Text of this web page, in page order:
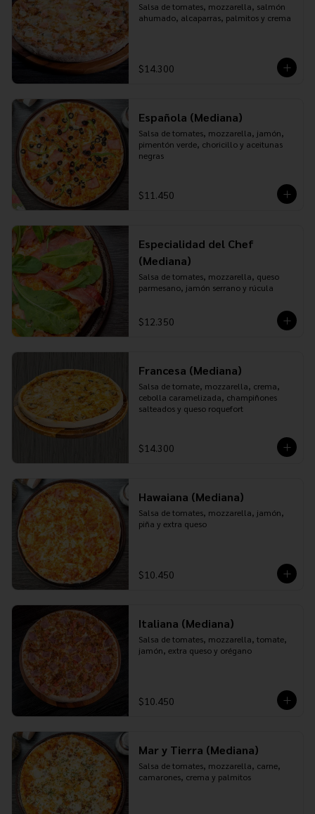
Salsa de tomates, mozzarella, salmón
ahumado, alcaparras, palmitos y crema
$14.300
Española (Mediana)
Salsa de tomates, mozzarella, jamón,
pimentón verde, choricillo y aceitunas
negras
$11.450
Especialidad del Chef
(Mediana)
Salsa de tomates, mozzarella, queso
parmesano, jamón serrano y rúcula
$12.350
Francesa (Mediana)
Salsa de tomate, mozzarella, crema,
cebolla caramelizada, champiñones
salteados y queso roquefort
$14.300
Hawaiana (Mediana)
Salsa de tomates, mozzarella, jamón,
piña y extra queso
$10.450
Italiana (Mediana)
Salsa de tomates, mozzarella, tomate,
jamón, extra queso y orégano
$10.450
Mar y Tierra (Mediana)
Salsa de tomates, mozzarella, carne,
camarones, crema y palmitos